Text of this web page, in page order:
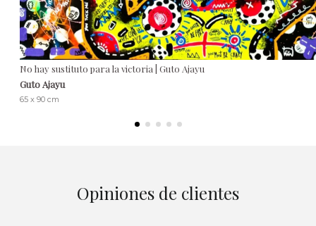
No hay sustituto para la victoria | Guto Ajayu
Guto Ajayu
65 x 90 cm
Opiniones de clientes